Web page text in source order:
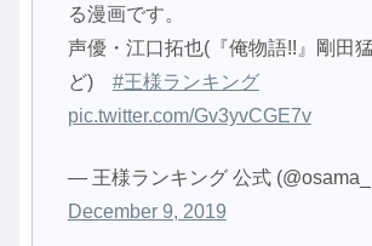
る漫画です。
声優・江口拓也(『俺物語!!』剛田
ど) #王様ランキング
pic.twitter.com/Gv3yvCGE7v
— 王様ランキング 公式
December 9, 2019